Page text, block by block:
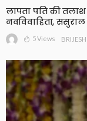
लापता पति की
नवविवाहिता,
5 Views